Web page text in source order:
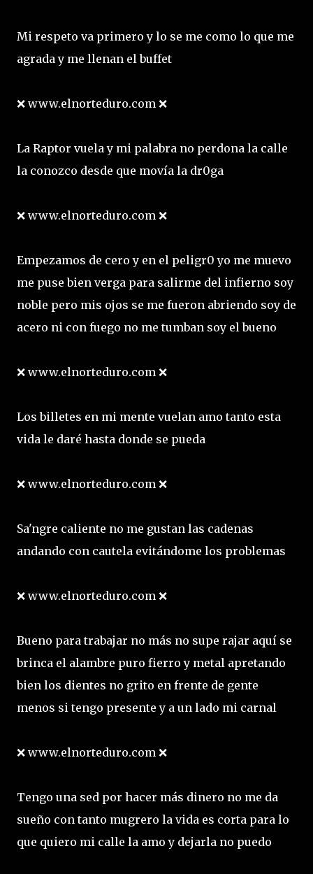
Mi respeto va primero y lo se me como lo que me
agrada y me llenan el buffet
❌ www.elnorteduro.com ❌
La Raptor vuela y mi palabra no perdona la calle
la conozco desde que movía la dr0ga
❌ www.elnorteduro.com ❌
Empezamos de cero y en el peligr0 yo me muevo
me puse bien verga para salirme del infierno soy
noble pero mis ojos se me fueron abriendo soy de
acero ni con fuego no me tumban soy el bueno
❌ www.elnorteduro.com ❌
Los billetes en mi mente vuelan amo tanto esta
vida le daré hasta donde se pueda
❌ www.elnorteduro.com ❌
Sa'ngre caliente no me gustan las cadenas
andando con cautela evitándome los problemas
❌ www.elnorteduro.com ❌
Bueno para trabajar no más no supe rajar aquí se
brinca el alambre puro fierro y metal apretando
bien los dientes no grito en frente de gente
menos si tengo presente y a un lado mi carnal
❌ www.elnorteduro.com ❌
Tengo una sed por hacer más dinero no me da
sueño con tanto mugrero la vida es corta para lo
que quiero mi calle la amo y dejarla no puedo